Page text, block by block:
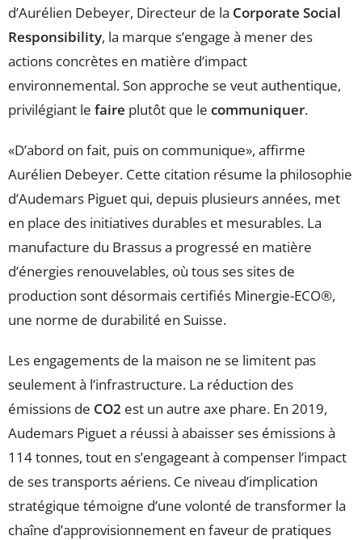
d’Aurélien Debeyer, Directeur de la Corporate Social
Responsibility, la marque s’engage à mener des
actions concrètes en matière d’impact
environnemental. Son approche se veut authentique,
privilégiant le faire plutôt que le communiquer.
«D’abord on fait, puis on communique», affirme
Aurélien Debeyer. Cette citation résume la philosophie
d’Audemars Piguet qui, depuis plusieurs années, met
en place des initiatives durables et mesurables. La
manufacture du Brassus a progressé en matière
d’énergies renouvelables, où tous ses sites de
production sont désormais certifiés Minergie-ECO®,
une norme de durabilité en Suisse.
Les engagements de la maison ne se limitent pas
seulement à l’infrastructure. La réduction des
émissions de CO2 est un autre axe phare. En 2019,
Audemars Piguet a réussi à abaisser ses émissions à
114 tonnes, tout en s’engageant à compenser l’impact
de ses transports aériens. Ce niveau d’implication
stratégique témoigne d’une volonté de transformer la
chaîne d’approvisionnement en faveur de pratiques